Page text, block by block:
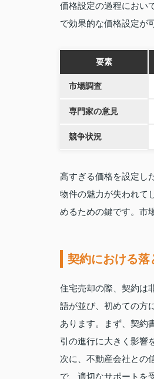
価格設定の過程におい
で効果的な価格設定が
要素
市場調査
専門家の意見
競争状況
高すぎる価格を設定し
物件の魅力が失われて
めるための鍵です。市
契約における落
住宅売却の際、契約は
語が並び、初めての方
あります。まず、契約
引の進行に大きく影響
次に、不動産会社との
で、適切なサポートを